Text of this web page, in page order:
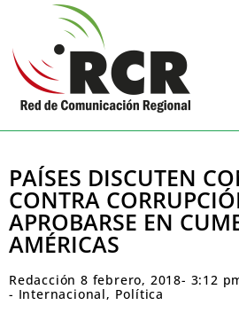
PAÍSES DISCUTEN
CONTRA
APROBARSE EN
AMÉRICAS
Redacción 8 febrero, 2018- 3:12
- Internacional, Política